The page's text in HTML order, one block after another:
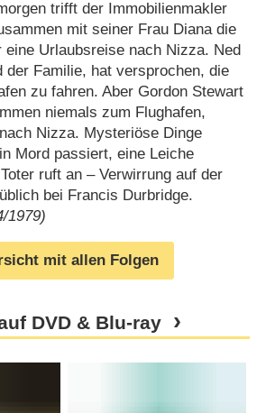
trifft der Immobilienmakler
mit seiner Frau Diana die
eine Urlaubsreise nach Nizza. Ned
der Familie, hat versprochen, die
zu fahren. Aber Gordon Stewart
niemals zum Flughafen,
Nizza. Mysteriöse Dinge
Mord passiert, eine Leiche
ruft an – Verwirrung auf der
bei Francis Durbridge.
1979)
mit allen Folgen
DVD & Blu-ray